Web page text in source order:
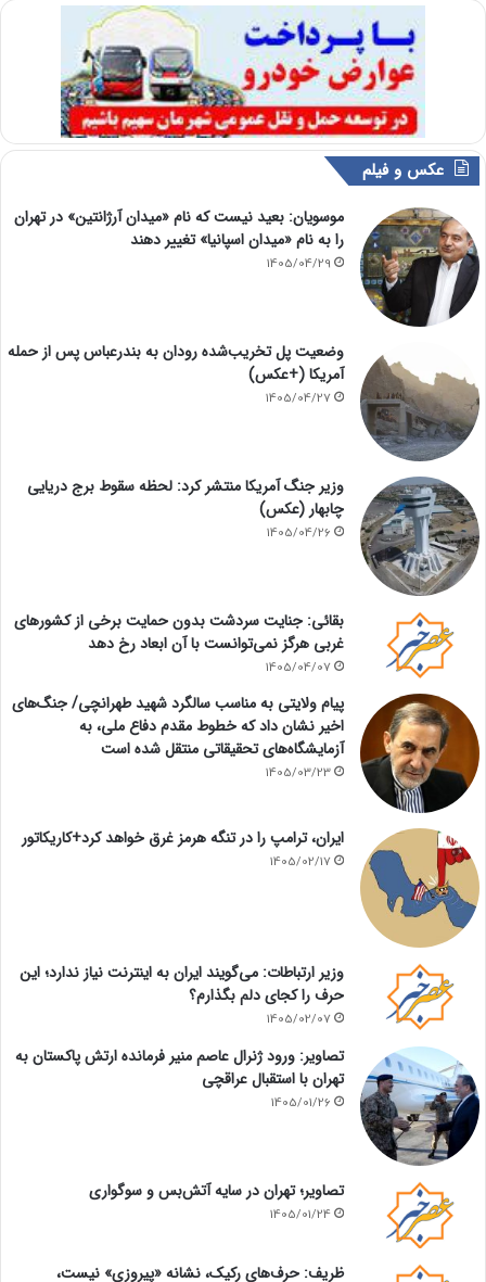
عکس و فیلم
موسویان: بعید نیست که نام «میدان آرژانتین» در تهران
را به نام «میدان اسپانیا» تغییر دهند
1405/04/29
وضعیت پل تخریب‌شده رودان به بندرعباس پس از حمله
آمریکا (+عکس)
1405/04/27
وزیر جنگ آمریکا منتشر کرد: لحظه سقوط برج دریایی
چابهار (عکس)
1405/04/26
بقائی: جنایت سردشت بدون حمایت برخی از کشورهای
غربی هرگز نمی‌توانست با آن ابعاد رخ دهد
1405/04/07
پیام ولایتی به مناسب سالگرد شهید طهرانچی/ جنگ‌های
اخیر نشان داد که خطوط مقدم دفاع ملی، به
آزمایشگاه‌های تحقیقاتی منتقل شده است
1405/03/23
ایران، ترامپ را در تنگه هرمز غرق خواهد کرد+کاریکاتور
1405/02/17
وزیر ارتباطات: می‌گویند ایران به اینترنت نیاز ندارد؛ این
حرف را کجای دلم بگذارم؟
1405/02/07
تصاویر: ورود ژنرال عاصم منیر فرمانده ارتش پاکستان به
تهران با استقبال عراقچی
1405/01/26
تصاویر؛ تهران در سایه آتش‌بس و سوگواری
1405/01/24
ظریف: حرف‌های رکیک، نشانه «پیروزی» نیست،